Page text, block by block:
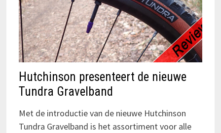
Hutchinson presenteert de nieuwe
Tundra Gravelband
Met de introductie van de nieuwe Hutchinson
Tundra Gravelband is het assortiment voor alle